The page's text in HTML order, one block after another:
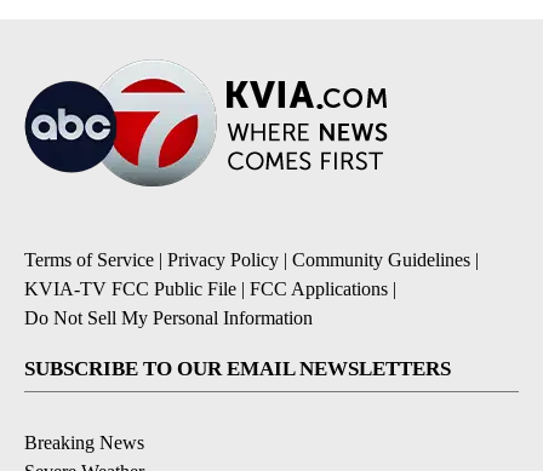
Terms of Service | Privacy Policy | Community Guidelines |
KVIA-TV FCC Public File | FCC Applications |
Do Not Sell My Personal Information
SUBSCRIBE TO OUR EMAIL NEWSLETTERS
Breaking News